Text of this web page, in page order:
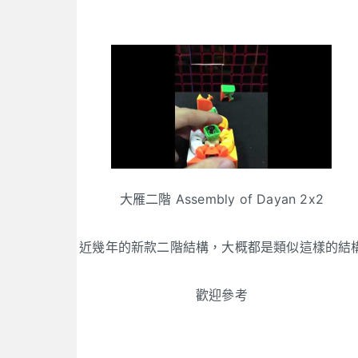
大雁二階 Assembly of Dayan 2x2
近幾年的新款二階結構，大概都是類似這樣的結
歡迎參考